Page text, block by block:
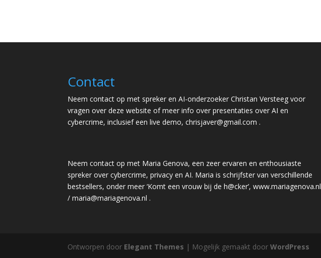
Contact
Neem contact op met spreker en AI-onderzoeker Christan Versteeg voor
vragen over deze website of meer info over presentaties over AI en
cybercrime, inclusief een live demo,chrisjaver@gmail.com .
Neem contact op met Maria Genova, een zeer ervaren en enthousiaste
spreker over cybercrime, privacy en AI. Maria is schrijfster van verschillende
bestsellers, onder meer ‘Komt een vrouw bij de h@cker’,www.mariagenova.nl
/maria@mariagenova.nl .
Ontworpen door Elegant Themes | Mogelijk gemaakt doorWordPress